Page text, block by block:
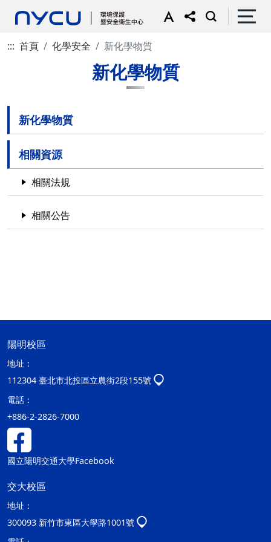
::: 首頁 化學安全 新化學物質
新化學物質
新化學物質
相關資源
相關法規
相關公告
陽明校區
地址：
112304 臺北市北投區立農街2段155號
電話：
+886-2-2826-7000
國立陽明交通大學Facebook
交大校區
地址：
300093 新竹市東區大學路1001號